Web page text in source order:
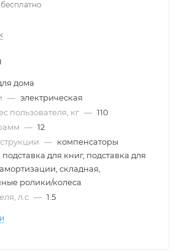
бесплатно
дома
— электрическая
пользователя, кг — 110
— 12
— компенсаторы
для книг, подставка для
складная,
ролики/колеса
л.с — 1.5